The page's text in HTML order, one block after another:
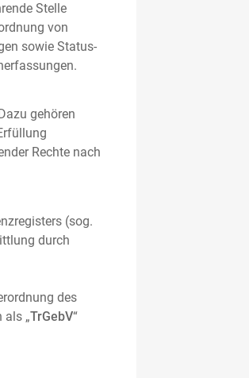
Stelle
von
sowie Status-
gehören
Rechte nach
(sog.
durch
des
als „TrGebV“